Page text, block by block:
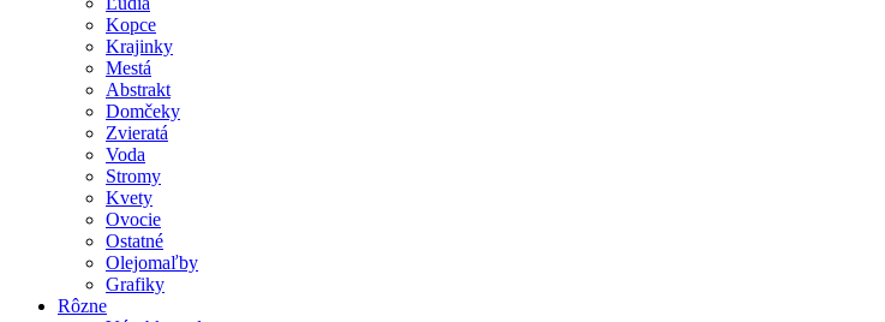
Kopce
Krajinky
Mestá
Abstrakt
Domčeky
Zvieratá
Voda
Stromy
Kvety
Ovocie
Ostatné
Olejomaľby
Grafiky
Rôzne